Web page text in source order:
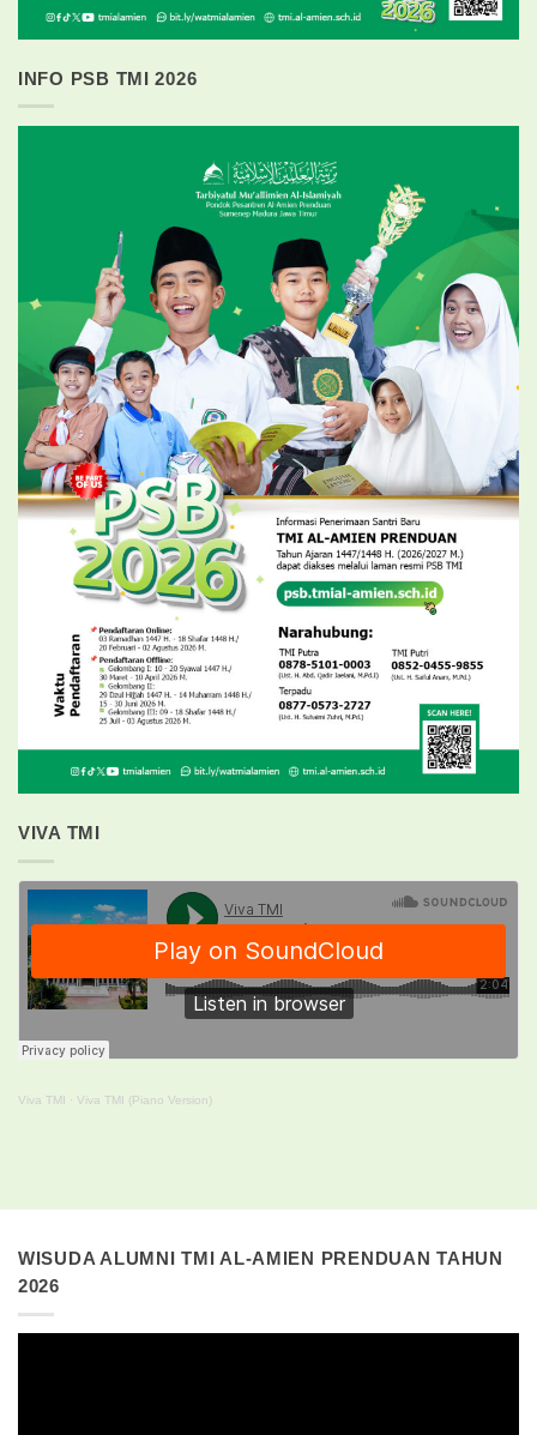
INFO PSB TMI 2026
VIVA TMI
Viva TMI · Viva TMI (Piano Version)
WISUDA ALUMNI TMI AL-AMIEN PRENDUAN TAHUN
2026